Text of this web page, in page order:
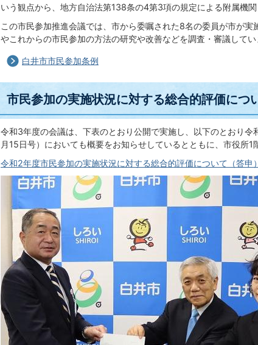
いう観点から、地方自治法第138条の4第3項の規定による附属機
この市民参加推進会議では、市から委嘱された8名の委員が市が
やこれからの市民参加の方法の研究や改善などを調査・審議してい
白井市市民参加条例
市民参加の実施状況に対する総合的評価につ
令和3年度の会議は、下表のとおり公開で実施し、以下のとおり
月15日号）においても概要をお知らせしているとともに、市役所1
令和2年度市民参加の実施状況に対する総合的評価について（答申